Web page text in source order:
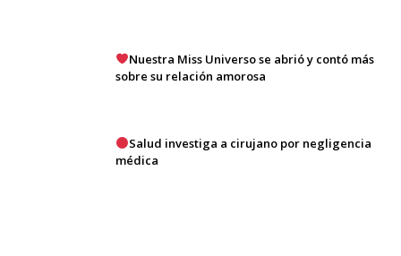
Nuestra Miss Universo se abrió y contó más
sobre su relación amorosa
Salud investiga a cirujano por negligencia
médica